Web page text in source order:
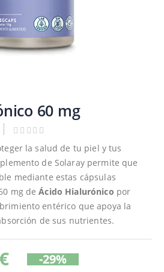
60 mg
la salud de tu piel y tus
de Solaray permite que
mediante estas cápsulas
mg deÁcido Hialurónico por
entérico que apoya la
de sus nutrientes.
-29%